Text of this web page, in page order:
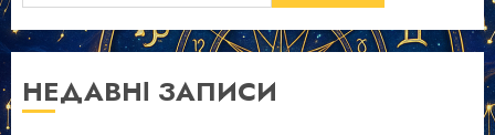
НЕДАВНІ ЗАПИСИ